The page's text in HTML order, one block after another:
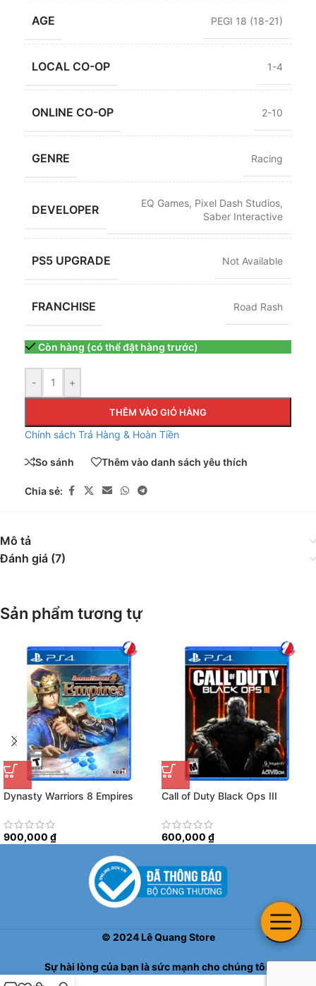
AGE PEGI 18 (18-21)
LOCAL CO-OP 1-4
ONLINE CO-OP 2-10
GENRE Racing
DEVELOPER EQ Games, Pixel Dash Studios,
Saber Interactive
PS5 UPGRADE Not Available
FRANCHISE Road Rash
Còn hàng (có thể đặt hàng trước)
- +
THÊM VÀO GIỎ HÀNG
Chính sách Trả Hàng & Hoàn Tiền
So sánh Thêm vào danh sách yêu thích
Chia sẻ:
Mô tả
Đánh giá (7)
Sản phẩm tương tự
Dynasty Warriors 8 Empires
900,000 ₫
Call of Duty Black Ops III
600,000 ₫
© 2024Lê Quang Store
Sự hài lòng của bạn là sức mạnh cho chúng tôi!